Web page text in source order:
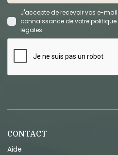
J'accepte de recevoir vos e-
connaissance de votre
légales.
CONTACT
Aide